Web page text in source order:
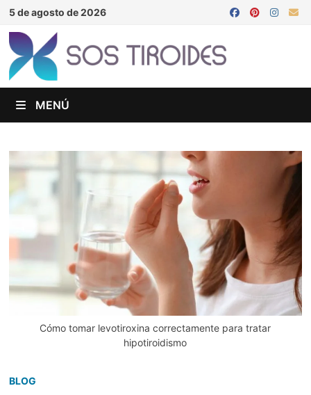
Saltar
contenido
5 de agosto de 2026
MENÚ
Cómo tomar levotiroxina correctamente para tratar
hipotiroidismo
BLOG